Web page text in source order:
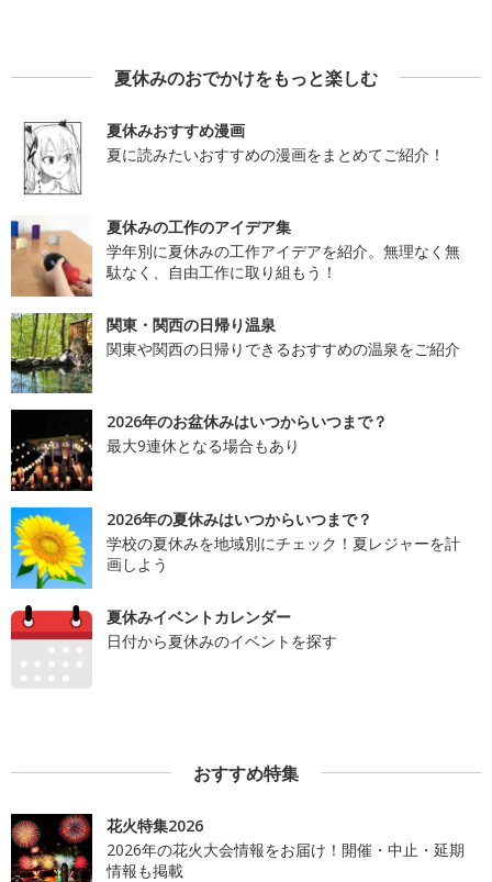
夏休みのおでかけをもっと楽しむ
夏休みおすすめ漫画
夏に読みたいおすすめの漫画をまとめてご紹介！
夏休みの工作のアイデア集
学年別に夏休みの工作アイデアを紹介。無理なく無
駄なく、自由工作に取り組もう！
関東・関西の日帰り温泉
関東や関西の日帰りできるおすすめの温泉をご紹介
2026年のお盆休みはいつからいつまで？
最大9連休となる場合もあり
2026年の夏休みはいつからいつまで？
学校の夏休みを地域別にチェック！夏レジャーを計
画しよう
夏休みイベントカレンダー
日付から夏休みのイベントを探す
おすすめ特集
花火特集2026
2026年の花火大会情報をお届け！開催・中止・延期
情報も掲載